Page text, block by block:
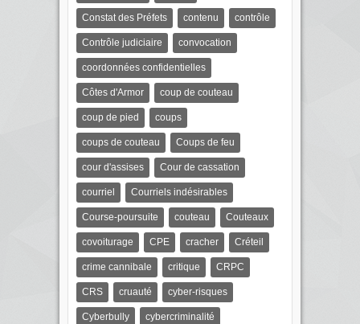
Constat des Préfets contenu contrôle
Contrôle judiciaire convocation
coordonnées confidentielles
Côtes d'Armor coup de couteau
coup de pied coups
coups de couteau Coups de feu
cour d'assises Cour de cassation
courriel Courriels indésirables
Course-poursuite couteau Couteaux
covoiturage CPE cracher Créteil
crime cannibale critique CRPC
CRS cruauté cyber-risques
Cyberbully cybercriminalité